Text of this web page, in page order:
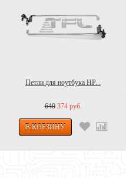
Петли для ноутбука HP...
640 374 руб.